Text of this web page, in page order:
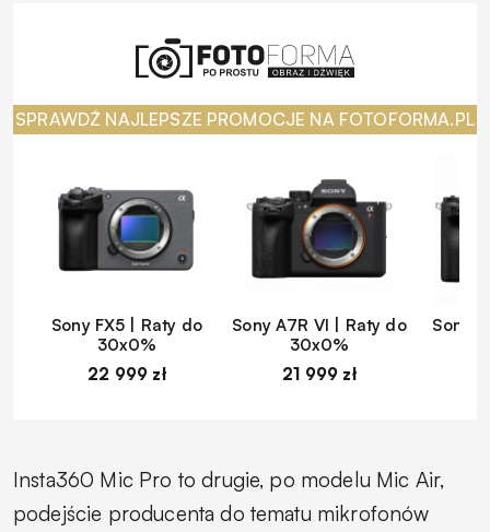
SPRAWDŹ NAJLEPSZE PROMOCJE NA FOTOFORMA.PL
Sony FX5 | Raty do
30x0%
22 999 zł
Sony A7R VI | Raty do
30x0%
21 999 zł
Sony
Insta360 Mic Pro to drugie, po modelu Mic Air,
podejście producenta do tematu mikrofonów